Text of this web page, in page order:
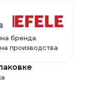
бренда
производства